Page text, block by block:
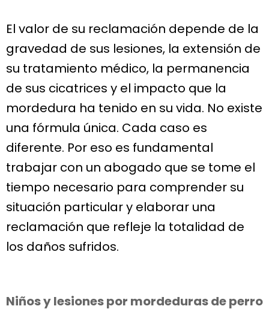
El valor de su reclamación depende de la
gravedad de sus lesiones, la extensión de
su tratamiento médico, la permanencia
de sus cicatrices y el impacto que la
mordedura ha tenido en su vida. No existe
una fórmula única. Cada caso es
diferente. Por eso es fundamental
trabajar con un abogado que se tome el
tiempo necesario para comprender su
situación particular y elaborar una
reclamación que refleje la totalidad de
los daños sufridos.
Niños y lesiones por mordeduras de perro